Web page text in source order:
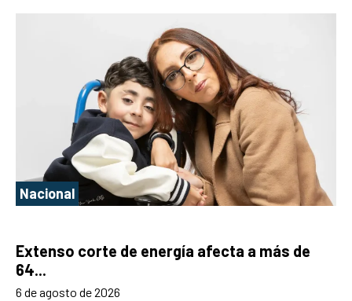
Nacional
Extenso corte de energía afecta a más de
64...
6 de agosto de 2026